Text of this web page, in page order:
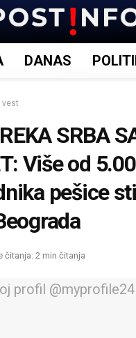
DANAS
vest
SRBA
Više od
pešice
čitanja: 2 min čitanja